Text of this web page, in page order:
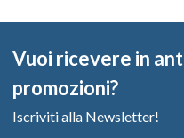
Vuoi ricevere in
promozioni?
Iscriviti alla Newsletter!